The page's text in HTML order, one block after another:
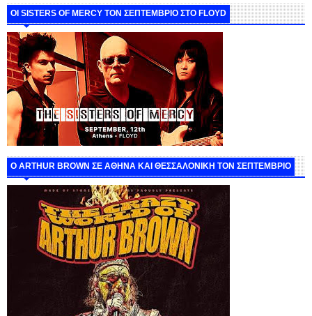
ΟΙ SISTERS OF MERCY ΤΟΝ ΣΕΠΤΕΜΒΡΙΟ ΣΤΟ FLOYD
O ARTHUR BROWN ΣΕ ΑΘΗΝΑ ΚΑΙ ΘΕΣΣΑΛΟΝΙΚΗ ΤΟΝ ΣΕΠΤΕΜΒΡΙΟ